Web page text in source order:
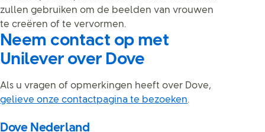
zullen gebruiken om de beelden van vrouwen
te creëren of te vervormen.
Neem contact op met
Unilever over Dove
Als u vragen of opmerkingen heeft over Dove,
gelieve onze contactpagina te bezoeken.
Dove Nederland